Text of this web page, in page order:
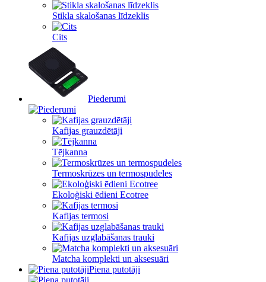
Stikla skalošanas līdzeklis
Cits
Piederumi
Kafijas grauzdētāji
Tējkanna
Termoskrūzes un termospudeles
Ekoloģiski ēdieni Ecotree
Kafijas termosi
Kafijas uzglabāšanas trauki
Matcha komplekti un aksesuāri
Piena putotāji